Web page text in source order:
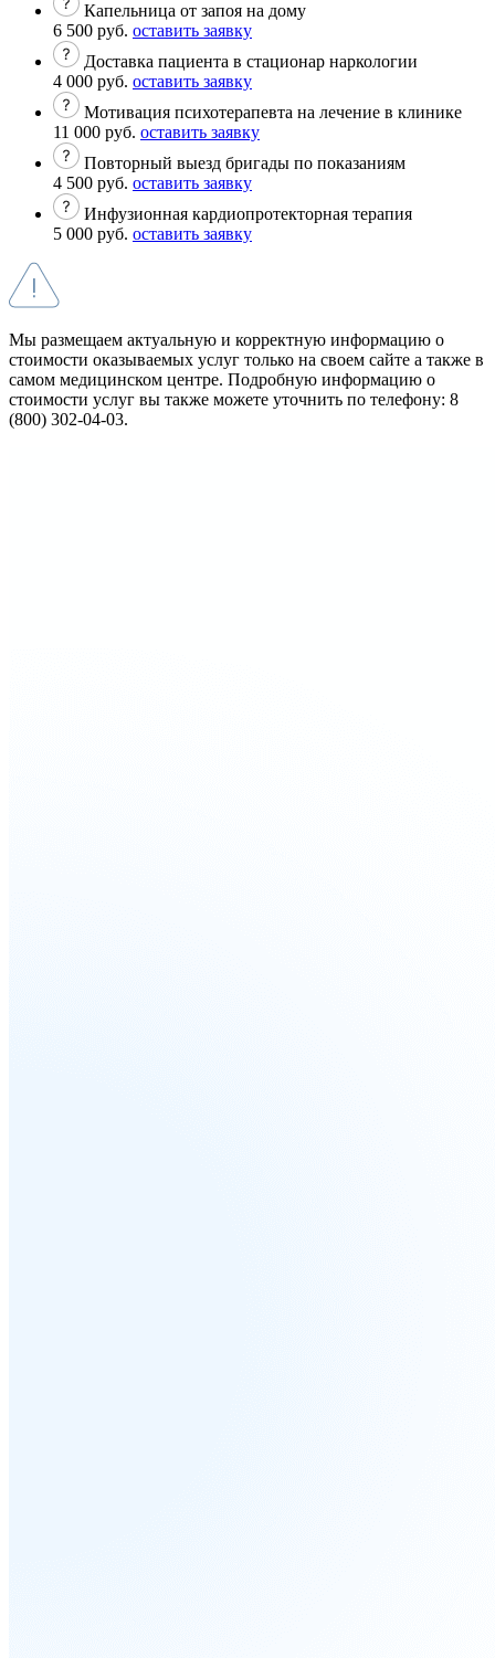
Капельница от запоя на дому
6 500 руб. оставить заявку
Доставка пациента в стационар наркологии
4 000 руб. оставить заявку
Мотивация психотерапевта на лечение в клинике
11 000 руб. оставить заявку
Повторный выезд бригады по показаниям
4 500 руб. оставить заявку
Инфузионная кардиопротекторная терапия
5 000 руб. оставить заявку
Мы размещаем актуальную и корректную информацию о
стоимости оказываемых услуг только на своем сайте а также в
самом медицинском центре. Подробную информацию о
стоимости услуг вы также можете уточнить по телефону: 8
(800) 302-04-03.